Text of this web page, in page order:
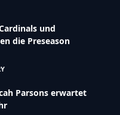
und
die Preseason
Parsons erwartet